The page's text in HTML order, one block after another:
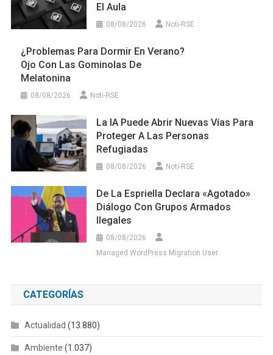
08/08/2026 Noti-RSE
Proteger A Las Personas
Refugiadas
Diálogo Con Grupos Armados
Ilegales
08/08/2026
Managed WordPress Migration User
CATEGORÍAS
Actualidad (13.880)
Conciencia ambiental(221)
Deporte(10)
Educación (1.146)